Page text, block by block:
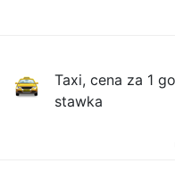
Taxi, cena za 1
stawka